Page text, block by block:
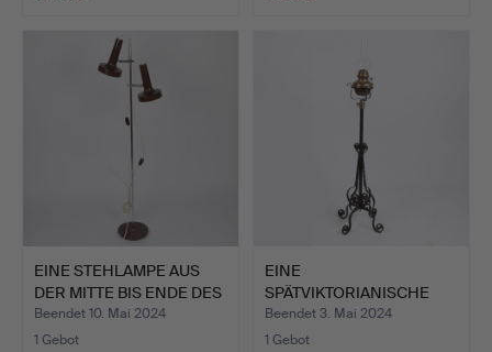
EINE STEHLAMPE AUS
DER MITTE BIS ENDE DES
…
Beendet 10. Mai 2024
1 Gebot
EINE
SPÄTVIKTORIANISCHE
STEHLAMPE AUS MESS…
Beendet 3. Mai 2024
1 Gebot